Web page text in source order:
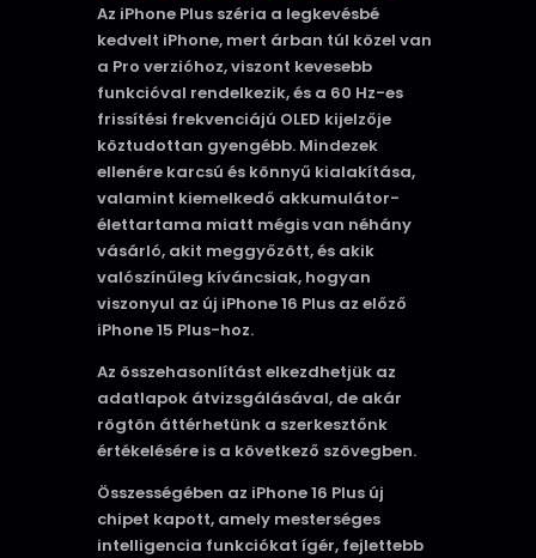
Az iPhone Plus széria a legkevésbé
kedvelt iPhone, mert árban túl közel van
a Pro verzióhoz, viszont kevesebb
funkcióval rendelkezik, és a 60 Hz-es
frissítési frekvenciájú OLED kijelzője
köztudottan gyengébb. Mindezek
ellenére karcsú és könnyű kialakítása,
valamint kiemelkedő akkumulátor-
élettartama miatt mégis van néhány
vásárló, akit meggyőzött, és akik
valószínűleg kíváncsiak, hogyan
viszonyul az új iPhone 16 Plus az előző
iPhone 15 Plus-hoz.
Az összehasonlítást elkezdhetjük az
adatlapok átvizsgálásával, de akár
rögtön áttérhetünk a szerkesztőnk
értékelésére is a következő szövegben.
Összességében az iPhone 16 Plus új
chipet kapott, amely mesterséges
intelligencia funkciókat ígér, fejlettebb